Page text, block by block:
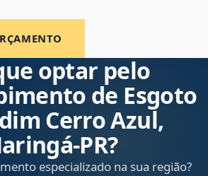
optar pelo
de Esgoto
Cerro Azul,
especializado na sua região?